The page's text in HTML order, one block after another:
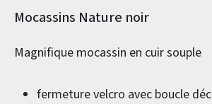
Informations sur le produit
Mocassins Nature noir
Magnifique mocassin en cuir souple
fermeture velcro avec boucle